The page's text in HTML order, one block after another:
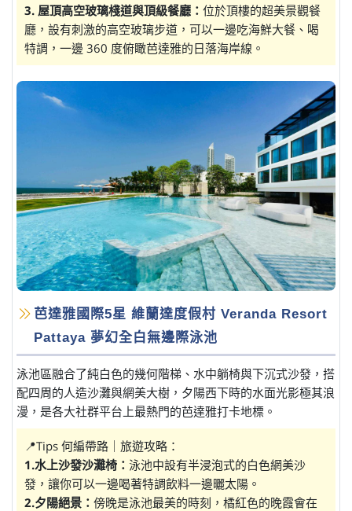
3. 屋頂高空玻璃棧道與頂級餐廳： 位於頂樓的超美景觀餐
廳，設有刺激的高空玻璃步道，可以一邊吃海鮮大餐、喝
特調，一邊 360 度俯瞰芭達雅的日落海岸線。
芭達雅國際5星 維蘭達度假村 Veranda Resort
Pattaya 夢幻全白無邊際泳池
泳池區融合了純白色的幾何階梯、水中躺椅與下沉式沙發，搭
配四周的人造沙灘與網美大樹，夕陽西下時的水面光影極其浪
漫，是各大社群平台上最熱門的芭達雅打卡地標。
📍Tips 何編帶路｜旅遊攻略：
1.水上沙發沙灘椅： 泳池中設有半浸泡式的白色網美沙
發，讓你可以一邊喝著特調飲料一邊曬太陽。
2.夕陽絕景： 傍晚是泳池最美的時刻，橘紅色的晚霞會在